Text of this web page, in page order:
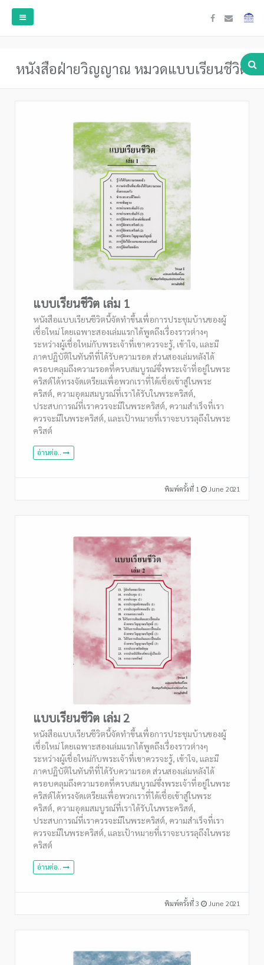
หนังสือฝ่ายวิญญาณ หมวดแบบเรียนชีวิต
แบบเรียนชีวิต เล่ม 1
หนังสือแบบเรียนชีวิตนี้จัดทำขึ้นเพื่อการประชุมบ้านของผู้
เชื่อใหม่ โดยเฉพาะสองเล่มแรกได้พูดถึงเรื่องราวต่างๆ
ระหว่างผู้เชื่อใหม่กับพระเจ้าที่เขาควรจะรู้, เข้าใจ, และมี
ภาคปฏิบัติในทันทีที่ได้รับความรอด ส่วนสองเล่มหลังได้
ครอบคลุมถึงความรอดที่ครบสมบูรณ์ซึ่งพระเจ้าที่อยู่ในพระ
คริสต์ได้ทรงจัดเตรียมเพื่อพวกเราที่ได้เชื่อเข้าสู่ในพระ
คริสต์, ความอุดมสมบูรณ์ที่เราได้รับในพระคริสต์,
ประสบการณ์ที่เราควรจะมีในพระคริสต์, ความสำเร็จที่เรา
ควรจะมีในพระคริสต์, และเป้าหมายที่เราจะบรรลุถึงในพระ
คริสต์
อ่านต่อ..
พิมพ์ครั้งที่ 1 June 2021
แบบเรียนชีวิต เล่ม 2
หนังสือแบบเรียนชีวิตนี้จัดทำขึ้นเพื่อการประชุมบ้านของผู้
เชื่อใหม่ โดยเฉพาะสองเล่มแรกได้พูดถึงเรื่องราวต่างๆ
ระหว่างผู้เชื่อใหม่กับพระเจ้าที่เขาควรจะรู้, เข้าใจ, และมี
ภาคปฏิบัติในทันทีที่ได้รับความรอด ส่วนสองเล่มหลังได้
ครอบคลุมถึงความรอดที่ครบสมบูรณ์ซึ่งพระเจ้าที่อยู่ในพระ
คริสต์ได้ทรงจัดเตรียมเพื่อพวกเราที่ได้เชื่อเข้าสู่ในพระ
คริสต์, ความอุดมสมบูรณ์ที่เราได้รับในพระคริสต์,
ประสบการณ์ที่เราควรจะมีในพระคริสต์, ความสำเร็จที่เรา
ควรจะมีในพระคริสต์, และเป้าหมายที่เราจะบรรลุถึงในพระ
คริสต์
อ่านต่อ..
พิมพ์ครั้งที่ 3 June 2021